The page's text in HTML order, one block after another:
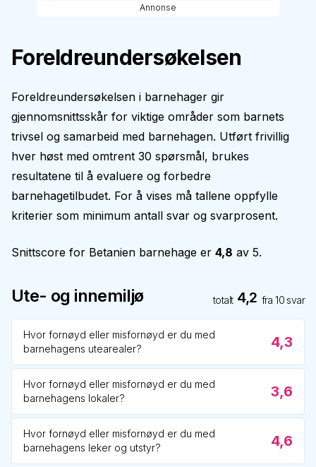
Annonse
Foreldreundersøkelsen
Foreldreundersøkelsen i barnehager gir
gjennomsnittsskår for viktige områder som barnets
trivsel og samarbeid med barnehagen. Utført frivillig
hver høst med omtrent 30 spørsmål, brukes
resultatene til å evaluere og forbedre
barnehagetilbudet. For å vises må tallene oppfylle
kriterier som minimum antall svar og svarprosent.
Snittscore for Betanien barnehage er 4,8 av 5.
Ute- og innemiljø totalt 4,2 fra10 svar
Hvor fornøyd eller misfornøyd er du med
barnehagens utearealer?
4,3
Hvor fornøyd eller misfornøyd er du med
barnehagens lokaler?
3,6
Hvor fornøyd eller misfornøyd er du med
barnehagens leker og utstyr?
4,6